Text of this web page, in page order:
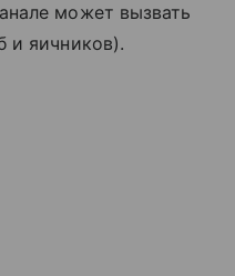
может вызвать
и яичников).